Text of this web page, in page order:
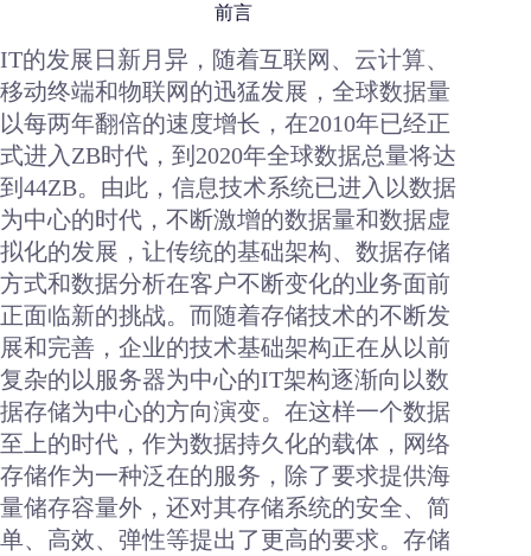
前言
IT的发展日新月异，随着互联网、云计算、
移动终端和物联网的迅猛发展，全球数据量
以每两年翻倍的速度增长，在2010年已经正
式进入ZB时代，到2020年全球数据总量将达
到44ZB。由此，信息技术系统已进入以数据
为中心的时代，不断激增的数据量和数据虚
拟化的发展，让传统的基础架构、数据存储
方式和数据分析在客户不断变化的业务面前
正面临新的挑战。而随着存储技术的不断发
展和完善，企业的技术基础架构正在从以前
复杂的以服务器为中心的IT架构逐渐向以数
据存储为中心的方向演变。在这样一个数据
至上的时代，作为数据持久化的载体，网络
存储作为一种泛在的服务，除了要求提供海
量储存容量外，还对其存储系统的安全、简
单、高效、弹性等提出了更高的要求。存储